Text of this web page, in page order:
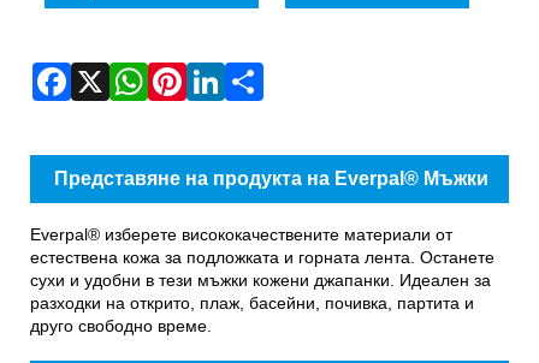
Представяне на продукта на Everpal® Мъжки
кожени джапанки
Everpal® изберете висококачествените материали от
естествена кожа за подложката и горната лента. Останете
сухи и удобни в тези мъжки кожени джапанки. Идеален за
разходки на открито, плаж, басейни, почивка, партита и
друго свободно време.